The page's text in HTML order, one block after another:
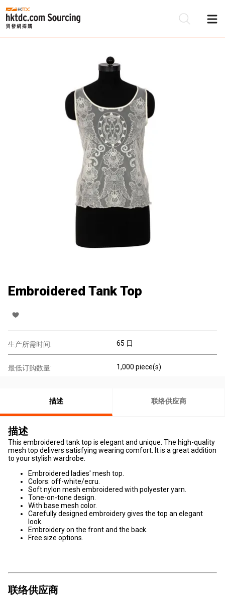
Embroidered Tank Top
生产所需时间: 65 日
最低订购数量: 1,000 piece(s)
描述 联络供应商
描述
This embroidered tank top is elegant and unique. The high-quality
mesh top delivers satisfying wearing comfort. It is a great addition
to your stylish wardrobe.
Embroidered ladies' mesh top.
Colors: off-white/ecru.
Soft nylon mesh embroidered with polyester yarn.
Tone-on-tone design.
With base mesh color.
Carefully designed embroidery gives the top an elegant
look.
Embroidery on the front and the back.
Free size options.
联络供应商